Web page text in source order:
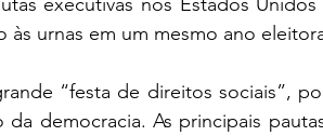
urnas em um mesmo ano
“festa de direitos sociais”,
democracia. As principais